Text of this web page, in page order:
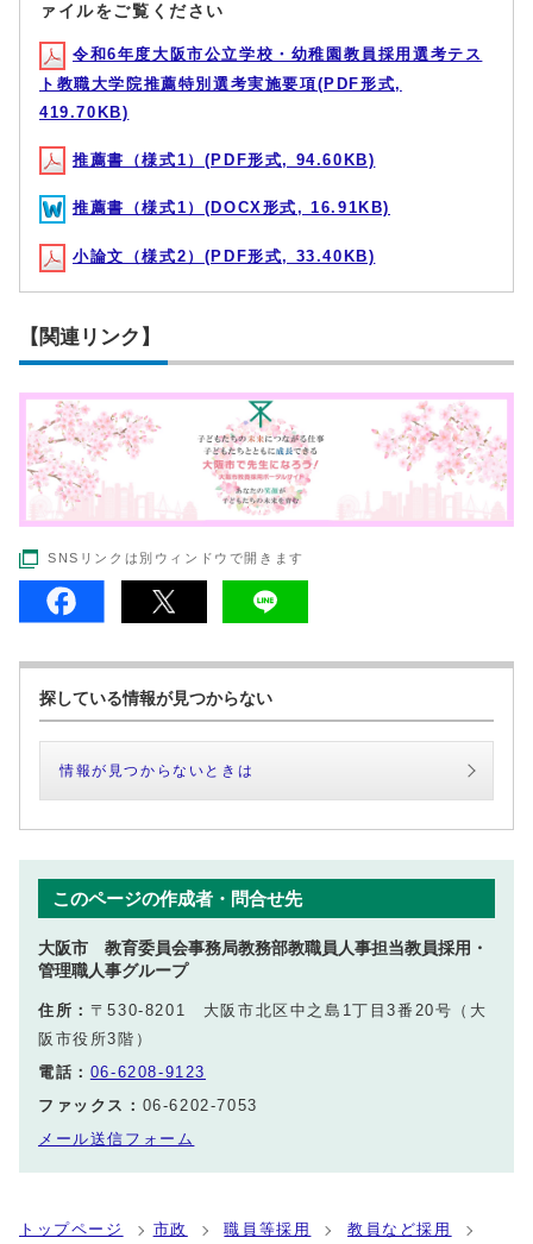
ァイルをご覧ください
令和6年度大阪市公立学校・幼稚園教員採用選考テス
ト教職大学院推薦特別選考実施要項(PDF形式,
419.70KB)
推薦書（様式1）(PDF形式, 94.60KB)
推薦書（様式1）(DOCX形式, 16.91KB)
小論文（様式2）(PDF形式, 33.40KB)
【関連リンク】
SNSリンクは別ウィンドウで開きます
探している情報が見つからない
情報が見つからないときは
このページの作成者・問合せ先
大阪市 教育委員会事務局教務部教職員人事担当教員採用・
管理職人事グループ
住所： 〒530-8201 大阪市北区中之島1丁目3番20号（大
阪市役所3階）
電話： 06-6208-9123
ファックス： 06-6202-7053
メール送信フォーム
トップページ 市政 職員等採用 教員など採用